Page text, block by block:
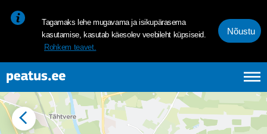
Tagamaks lehe mugavama ja isikupärasema
kasutamise, kasutab käesolev veebileht küpsiseid.
Rohkem teavet.
Nõustu